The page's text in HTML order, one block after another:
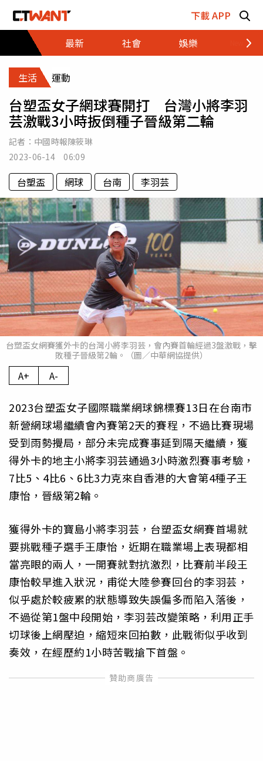
下載 APP
最新
社會 娛樂 財經
生活 運動
台塑盃女子網球賽開打 台灣小將李羽
芸激戰3小時扳倒種子晉級第二輪
記者： 中國時報陳筱琳
2023-06-14 06:09
台塑盃 網球 台南 李羽芸
台塑盃女網賽獲外卡的台灣小將李羽芸，會內賽首輪經過3盤激戰，擊
敗種子晉級第2輪。（圖／中華網協提供）
A+ A-
2023台塑盃女子國際職業網球錦標賽13日在台南市
新營網球場繼續會內賽第2天的賽程，不過比賽現場
受到雨勢攪局，部分未完成賽事延到隔天繼續，獲
得外卡的地主小將李羽芸通過3小時激烈賽事考驗，
7比5、4比6、6比3力克來自香港的大會第4種子王
康怡，晉級第2輪。
獲得外卡的寶島小將李羽芸，台塑盃女網賽首場就
要挑戰種子選手王康怡，近期在職業場上表現都相
當亮眼的兩人，一開賽就對抗激烈，比賽前半段王
康怡較早進入狀況，甫從大陸參賽回台的李羽芸，
似乎處於較疲累的狀態導致失誤偏多而陷入落後，
不過從第1盤中段開始，李羽芸改變策略，利用正手
切球後上網壓迫，縮短來回拍數，此戰術似乎收到
奏效，在經歷約1小時苦戰搶下首盤。